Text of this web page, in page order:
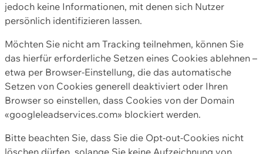
jedoch keine Informationen, mit denen sich Nutzer
persönlich identifizieren lassen.
Möchten Sie nicht am Tracking teilnehmen, können Sie
das hierfür erforderliche Setzen eines Cookies ablehnen –
etwa per Browser-Einstellung, die das automatische
Setzen von Cookies generell deaktiviert oder Ihren
Browser so einstellen, dass Cookies von der Domain
«googleleadservices.com» blockiert werden.
Bitte beachten Sie, dass Sie die Opt-out-Cookies nicht